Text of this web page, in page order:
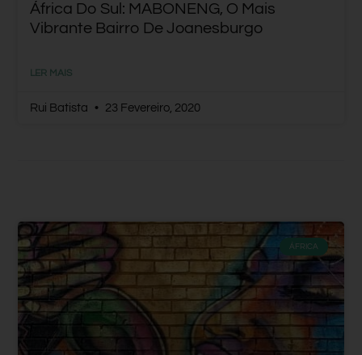
África Do Sul: MABONENG, O Mais
Vibrante Bairro De Joanesburgo
LER MAIS
Rui Batista 23 Fevereiro, 2020
ÁFRICA